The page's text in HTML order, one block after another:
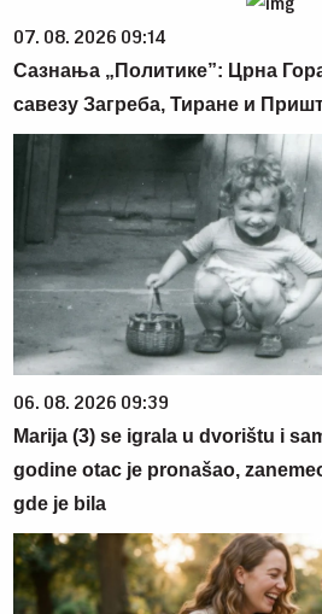
07. 08. 2026 09:14
Сазнања „Политике”: Црна
савезу Загреба, Тиране и
06. 08. 2026 09:39
Marija (3) se igrala u dvorištu i
godine otac je pronašao,
gde je bila